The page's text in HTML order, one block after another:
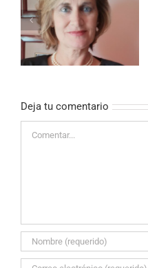
Notas Paliativas 2025
Deja tu comentario